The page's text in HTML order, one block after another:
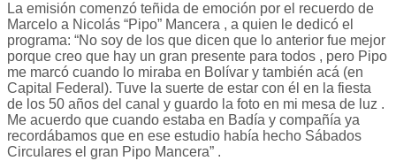
La emisión comenzó teñida de emoción por el recuerdo de
Marcelo a Nicolás “Pipo” Mancera , a quien le dedicó el
programa: “No soy de los que dicen que lo anterior fue mejor
porque creo que hay un gran presente para todos , pero Pipo
me marcó cuando lo miraba en Bolívar y también acá (en
Capital Federal). Tuve la suerte de estar con él en la fiesta
de los 50 años del canal y guardo la foto en mi mesa de luz .
Me acuerdo que cuando estaba en Badía y compañía ya
recordábamos que en ese estudio había hecho Sábados
Circulares el gran Pipo Mancera” .